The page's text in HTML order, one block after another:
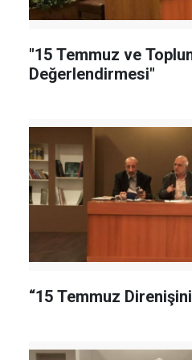
"15 Temmuz ve
Değerlendirmesi"
“15 Temmuz